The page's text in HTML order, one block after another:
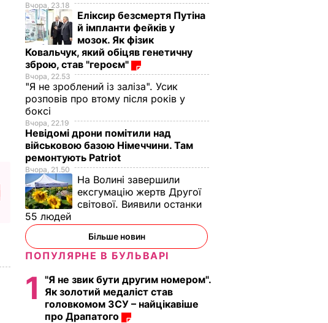
Вчора, 23.18
Еліксир безсмертя Путіна
й імпланти фейків у
мозок. Як фізик
Ковальчук, який обіцяв генетичну
зброю, став "героєм"
Вчора, 22.53
"Я не зроблений із заліза". Усик
розповів про втому після років у
боксі
Вчора, 22.19
Невідомі дрони помітили над
військовою базою Німеччини. Там
ремонтують Patriot
Вчора, 21.50
На Волині завершили
ексгумацію жертв Другої
світової. Виявили останки
55 людей
Більше новин
ПОПУЛЯРНЕ В БУЛЬВАРІ
1
"Я не звик бути другим номером".
Як золотий медаліст став
головкомом ЗСУ – найцікавіше
про Драпатого